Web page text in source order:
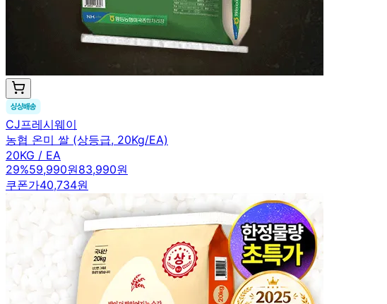
CJ프레시웨이
농협 온미 쌀 (상등급, 20Kg/EA)
20KG / EA
29%59,990원83,990원
쿠폰가40,734원